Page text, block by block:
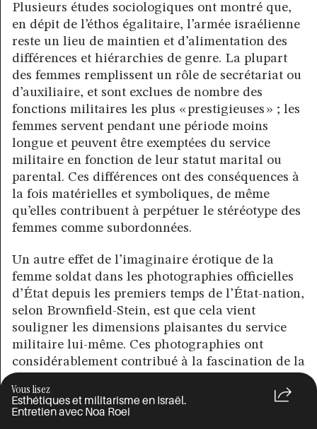
Vous lisez
Esthétiques et militarisme en Israël.
Entretien avec Noa Roei
Plusieurs études sociologiques ont montré que,
en dépit de l’éthos égalitaire, l’armée israélienne
reste un lieu de maintien et d’alimentation des
différences et hiérarchies de genre. La plupart
des femmes remplissent un rôle de secrétariat ou
d’auxiliaire, et sont exclues de nombre des
fonctions militaires les plus « prestigieuses » ; les
femmes servent pendant une période moins
longue et peuvent être exemptées du service
militaire en fonction de leur statut marital ou
parental. Ces différences ont des conséquences à
la fois matérielles et symboliques, de même
qu’elles contribuent à perpétuer le stéréotype des
femmes comme subordonnées.
Un autre effet de l’imaginaire érotique de la
femme soldat dans les photographies officielles
d’État depuis les premiers temps de l’État-nation,
selon Brownfield-Stein, est que cela vient
souligner les dimensions plaisantes du service
militaire lui-même. Ces photographies ont
considérablement contribué à la fascination de la
présentant l’espace militaire comme chargée
d’un imaginaire érotique. Il est important de